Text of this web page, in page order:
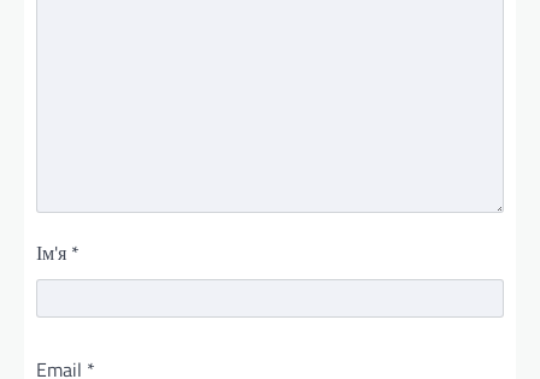
Ім'я *
Email *